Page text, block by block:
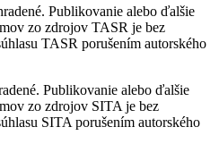
Publikovanie alebo ďalšie
zo zdrojov TASR je bez
TASR porušením autorského
Publikovanie alebo ďalšie
zo zdrojov SITA je bez
SITA porušením autorského